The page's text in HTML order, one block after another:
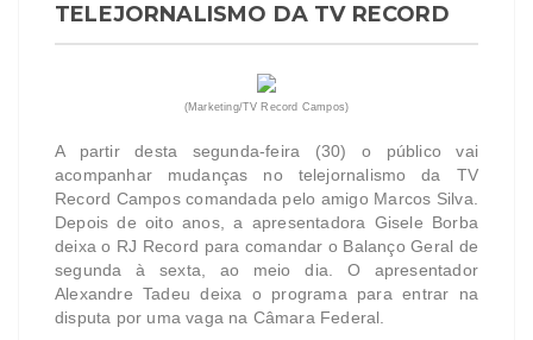
TELEJORNALISMO DA TV RECORD
(Marketing/TV Record Campos)
A partir desta segunda-feira (30) o público vai
acompanhar mudanças no telejornalismo da TV
Record Campos comandada pelo amigo Marcos Silva.
Depois de oito anos, a apresentadora Gisele Borba
deixa o RJ Record para comandar o Balanço Geral de
segunda à sexta, ao meio dia. O apresentador
Alexandre Tadeu deixa o programa para entrar na
disputa por uma vaga na Câmara Federal.